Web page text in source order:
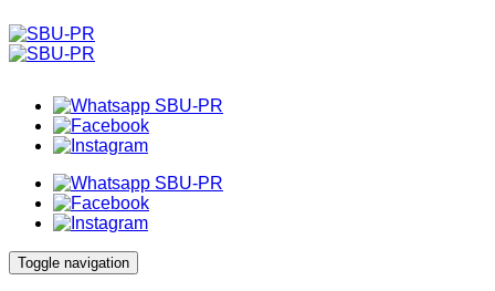
Toggle navigation